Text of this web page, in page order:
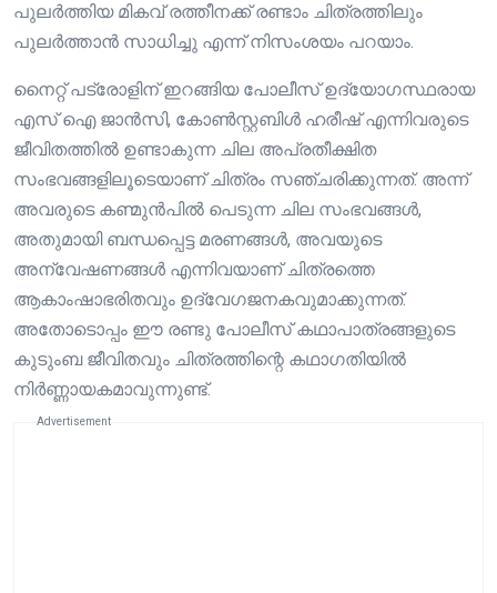
പുലർത്തിയ മികവ് രത്തീനക്ക് രണ്ടാം ചിത്രത്തിലും
പുലർത്താൻ സാധിച്ചു എന്ന് നിസംശയം പറയാം.
നൈറ്റ് പട്രോളിന് ഇറങ്ങിയ പോലീസ് ഉദ്യോഗസ്ഥരായ
എസ് ഐ ജാൻസി, കോണ്‍സ്റ്റബിൾ ഹരീഷ് എന്നിവരുടെ
ജീവിതത്തിൽ ഉണ്ടാകുന്ന ചില അപ്രതീക്ഷിത
സംഭവങ്ങളിലൂടെയാണ് ചിത്രം സഞ്ചരിക്കുന്നത്. അന്ന്
അവരുടെ കണ്മുൻപിൽ പെടുന്ന ചില സംഭവങ്ങൾ,
അതുമായി ബന്ധപ്പെട്ട മരണങ്ങൾ, അവയുടെ
അന്വേഷണങ്ങൾ എന്നിവയാണ് ചിത്രത്തെ
ആകാംഷാഭരിതവും ഉദ്വേഗജനകവുമാക്കുന്നത്.
അതോടൊപ്പം ഈ രണ്ടു പോലീസ് കഥാപാത്രങ്ങളുടെ
കുടുംബ ജീവിതവും ചിത്രത്തിന്റെ കഥാഗതിയിൽ
നിർണ്ണായകമാവുന്നുണ്ട്.
Advertisement